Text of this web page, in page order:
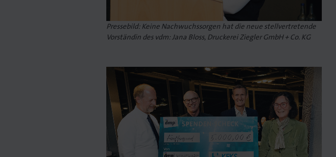
Pressebild: Keine Nachwuchssorgen hat die neue stellvertretende
Vorständin des vdm: Jana Bloss, Druckerei Ziegler GmbH + Co. KG